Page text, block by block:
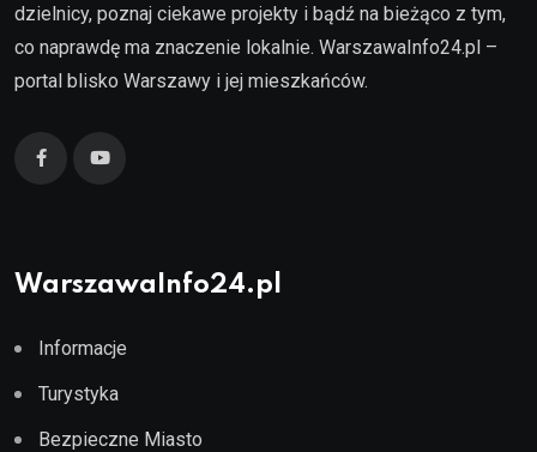
dzielnicy, poznaj ciekawe projekty i bądź na bieżąco z tym,
co naprawdę ma znaczenie lokalnie. WarszawaInfo24.pl –
portal blisko Warszawy i jej mieszkańców.
WarszawaInfo24.pl
Informacje
Turystyka
Bezpieczne Miasto